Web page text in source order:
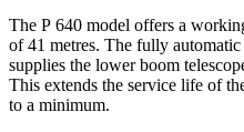
The P 640 model offers a
of 41 metres. The fully
supplies the lower boom
This extends the service life of
to a minimum.